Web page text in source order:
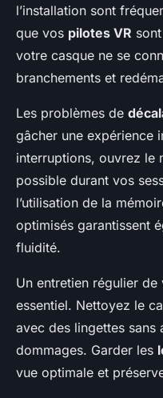
l’installation sont
que vos pilotes VR
votre casque ne se
branchements et
Les problèmes de
gâcher une expérience
interruptions, ouvrez le
possible durant vos
l’utilisation de la
optimisés garantissent
fluidité.
Un entretien régulier de
essentiel. Nettoyez le
avec des lingettes
dommages. Garder les
vue optimale et